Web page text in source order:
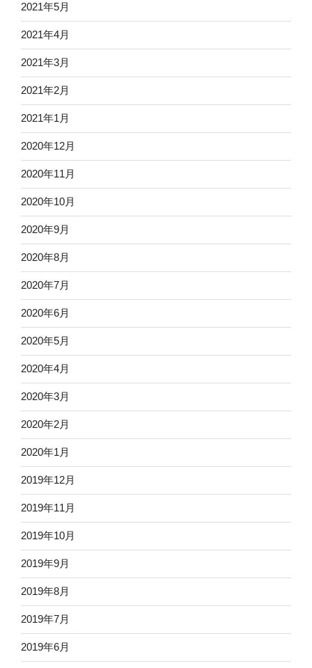
2021年5月
2021年4月
2021年3月
2021年2月
2021年1月
2020年12月
2020年11月
2020年10月
2020年9月
2020年8月
2020年7月
2020年6月
2020年5月
2020年4月
2020年3月
2020年2月
2020年1月
2019年12月
2019年11月
2019年10月
2019年9月
2019年8月
2019年7月
2019年6月